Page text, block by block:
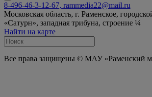
8-496-46-3-12-67, rammedia22@mail.ru
Московская область, г. Раменское,
«Сатурн», западная трибуна, строение ¼
Найти на карте
Все права защищены © МАУ «Раменский